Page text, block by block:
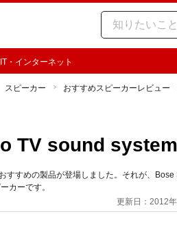
IT・インターネット
スピーカー おすすめスピーカーレビュー
TV sound system
すすめの製品が登場しました。それが、Bose
カーです。
更新日：2012